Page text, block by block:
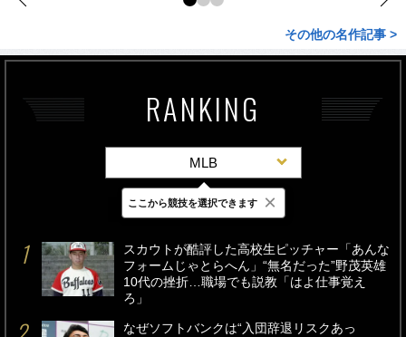
その他の名作記事 >
RANKING
MLB
最新 24時間 週間
スカウトが酷評した高校生ピッチャー「あんな
フォームじゃとらへん」“無名だった”野茂英雄
10代の挫折…職場でも説教「はよ仕事覚え
ろ」
なぜソフトバンクは“入団辞退リスクあっ
ここから競技を選択できます ×